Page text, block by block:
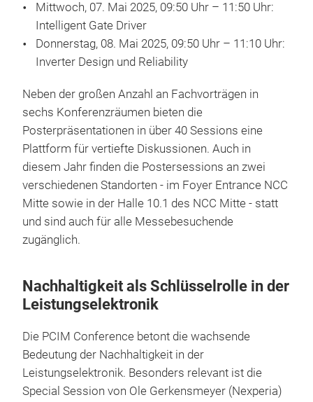
Mittwoch, 07. Mai 2025, 09:50 Uhr – 11:50 Uhr:
Intelligent Gate Driver
Donnerstag, 08. Mai 2025, 09:50 Uhr – 11:10 Uhr:
Inverter Design und Reliability
Neben der großen Anzahl an Fachvorträgen in
sechs Konferenzräumen bieten die
Posterpräsentationen in über 40 Sessions eine
Plattform für vertiefte Diskussionen. Auch in
diesem Jahr finden die Postersessions an zwei
verschiedenen Standorten - im Foyer Entrance NCC
Mitte sowie in der Halle 10.1 des NCC Mitte - statt
und sind auch für alle Messebesuchende
zugänglich.
Nachhaltigkeit als Schlüsselrolle in der
Leistungselektronik
Die PCIM Conference betont die wachsende
Bedeutung der Nachhaltigkeit in der
Leistungselektronik. Besonders relevant ist die
Special Session von Ole Gerkensmeyer (Nexperia)